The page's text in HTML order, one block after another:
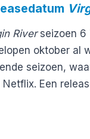
Riverseizoen 6
oktober al
seizoen,
Netflix. Een